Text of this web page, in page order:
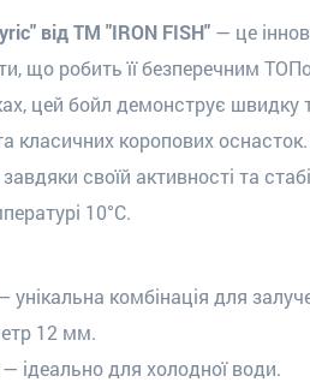
від ТМ "IRON FISH" — це
що робить її безперечним
цей бойл демонструє
класичних коропових оснасток.
своїй активності та
10°C.
комбінація для
12 мм.
ідеально для холодної води.